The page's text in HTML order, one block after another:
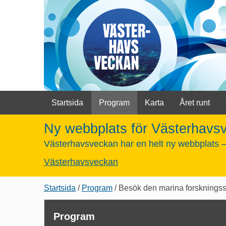
Startsida Program Karta Året runt
Ny webbplats för
Västerhavsveckan har en helt ny webbplats
Västerhavsveckan
Länkstig,
du
Startsida Program Besök den marina
Program